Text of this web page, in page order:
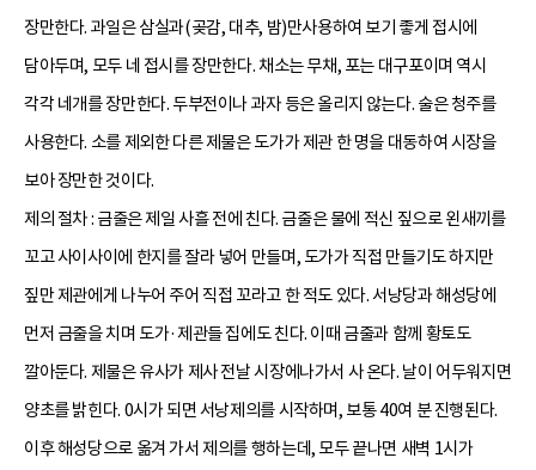
장만한다. 과일은 삼실과(곶감, 대추, 밤)만사용하여 보기 좋게 접시에
담아두며, 모두 네 접시를 장만한다. 채소는 무채, 포는 대구포이며 역시
각각 네개를 장만한다. 두부전이나 과자 등은 올리지 않는다. 술은 청주를
사용한다. 소를 제외한 다른 제물은 도가가 제관 한 명을 대동하여 시장을
보아 장만한 것이다.
제의 절차 : 금줄은 제일 사흘 전에 친다. 금줄은 물에 적신 짚으로 왼새끼를
꼬고 사이사이에 한지를 잘라 넣어 만들며, 도가가 직접 만들기도 하지만
짚만 제관에게 나누어 주어 직접 꼬라고 한 적도 있다. 서낭당과 해성당에
먼저 금줄을 치며 도가·제관들 집에도 친다. 이때 금줄과 함께 황토도
깔아둔다. 제물은 유사가 제사 전날 시장에나가서 사 온다. 날이 어두워지면
양초를 밝힌다. 0시가 되면 서낭제의를 시작하며, 보통 40여 분 진행된다.
이후 해성당으로 옮겨 가서 제의를 행하는데, 모두 끝나면 새벽 1시가